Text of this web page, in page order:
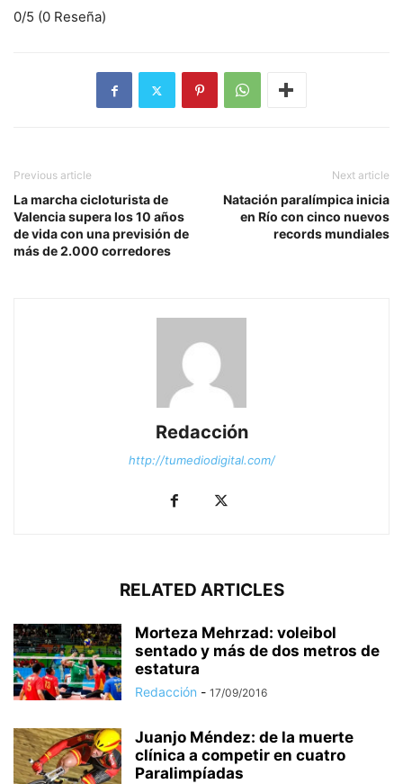
0/5 (0 Reseña)
Previous article
La marcha cicloturista de
Valencia supera los 10 años
de vida con una previsión de
más de 2.000 corredores
Next article
Natación paralímpica inicia
en Río con cinco nuevos
records mundiales
Redacción
http://tumediodigital.com/
RELATED ARTICLES
Morteza Mehrzad: voleibol
sentado y más de dos metros de
estatura
Redacción - 17/09/2016
Juanjo Méndez: de la muerte
clínica a competir en cuatro
Paralimpíadas